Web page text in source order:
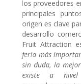
los proveedores
principales
origen es clave
desarrollo
Fruit Attraction
feria más
sin duda, la
existe a